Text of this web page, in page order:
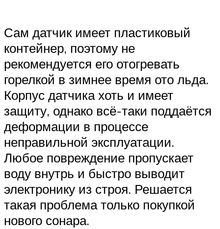
Сам датчик имеет пластиковый
контейнер, поэтому не
рекомендуется его отогревать
горелкой в зимнее время ото льда.
Корпус датчика хоть и имеет
защиту, однако всё-таки поддаётся
деформации в процессе
неправильной эксплуатации.
Любое повреждение пропускает
воду внутрь и быстро выводит
электронику из строя. Решается
такая проблема только покупкой
нового сонара.